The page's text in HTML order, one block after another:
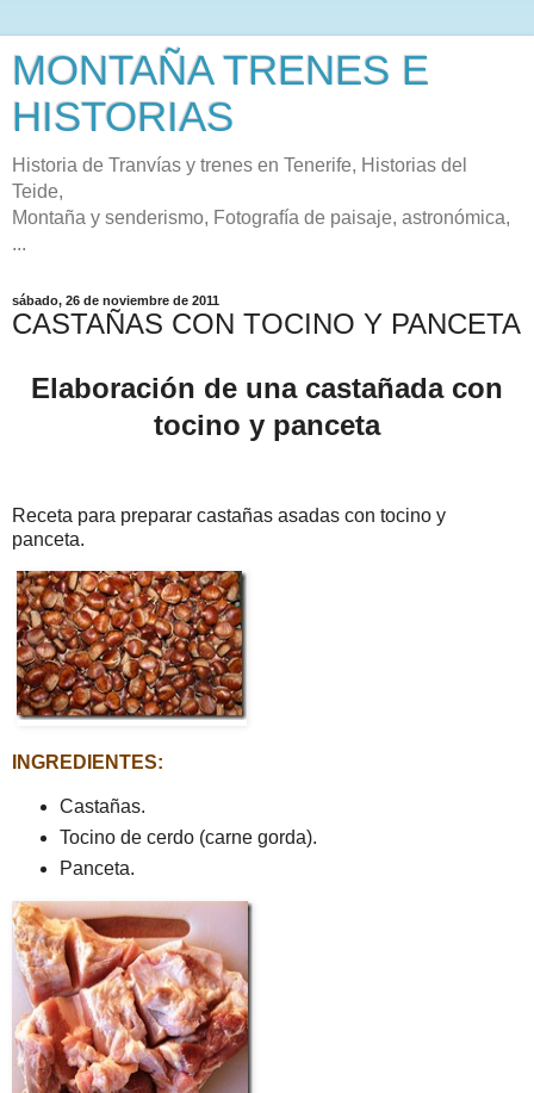
MONTAÑA TRENES E
HISTORIAS
Historia de Tranvías y trenes en Tenerife, Historias del
Teide,
Montaña y senderismo, Fotografía de paisaje, astronómica,
...
sábado, 26 de noviembre de 2011
CASTAÑAS CON TOCINO Y PANCETA
Elaboración de una castañada con
tocino y panceta
Receta para preparar castañas asadas con tocino y
panceta.
INGREDIENTES:
Castañas.
Tocino de cerdo (carne gorda).
Panceta.